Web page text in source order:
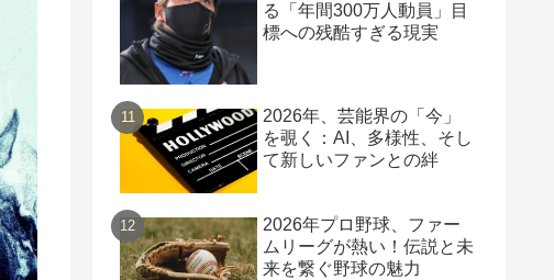
る「年間300万人動員」目
標への残酷すぎる現実
2026年、芸能界の「今」
を覗く：AI、多様性、そし
て新しいファンとの絆
2026年プロ野球、ファー
ムリーグが熱い！伝説と未
来を繋ぐ野球の魅力